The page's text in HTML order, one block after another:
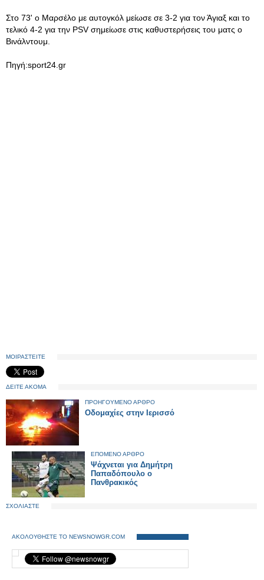
Στο 73' ο Μαρσέλο με αυτογκόλ μείωσε σε 3-2 για τον Άγιαξ και το
τελικό 4-2 για την PSV σημείωσε στις καθυστερήσεις του ματς ο
Βινάλντουμ.
Πηγή:sport24.gr
ΜΟΙΡΑΣΤΕΙΤΕ
ΔΕΙΤΕ ΑΚΟΜΑ
ΠΡΟΗΓΟΥΜΕΝΟ ΑΡΘΡΟ
Οδομαχίες στην Ιερισσό
ΕΠΟΜΕΝΟ ΑΡΘΡΟ
Ψάχνεται για Δημήτρη
Παπαδόπουλο ο
Πανθρακικός
ΣΧΟΛΙΑΣΤΕ
ΑΚΟΛΟΥΘΗΣΤΕ ΤΟ NEWSNOWGR.COM